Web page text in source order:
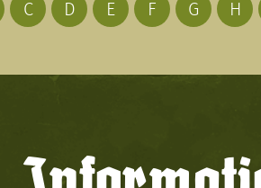
C D E F G H